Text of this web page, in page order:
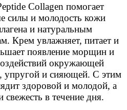
Collagen помогает
силы и молодость кожи
и натуральным
Крем увлажняет, питает и
появление морщин и
окружающей
упругой и сияющей. С этим
здоровой и молодой, а
в течение дня.